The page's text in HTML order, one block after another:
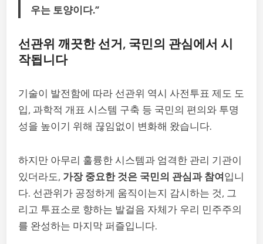
우는 토양이다.”
선관위 깨끗한 선거, 국민의 관심에서 시
작됩니다
기술이 발전함에 따라 선관위 역시 사전투표 제도 도
입, 과학적 개표 시스템 구축 등 국민의 편의와 투명
성을 높이기 위해 끊임없이 변화해 왔습니다.
하지만 아무리 훌륭한 시스템과 엄격한 관리 기관이
있더라도, 가장 중요한 것은 국민의 관심과 참여입니
다. 선관위가 공정하게 움직이는지 감시하는 것, 그
리고 투표소로 향하는 발걸음 자체가 우리 민주주의
를 완성하는 마지막 퍼즐입니다.